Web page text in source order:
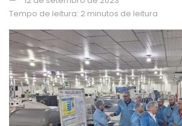
Tempo de leitura: 2 minutos de leitura